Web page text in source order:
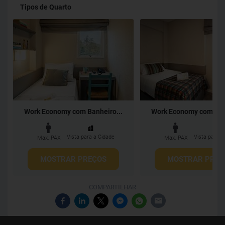
Tipos de Quarto
Work Economy com Banheiro...
Max. PAX Vista para a Cidade
MOSTRAR PREÇOS
Work Economy com
Max. PAX Vista para a
MOSTRAR